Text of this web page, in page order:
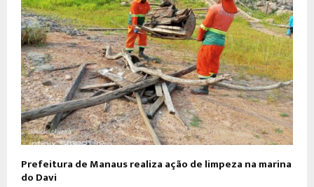
Prefeitura de Manaus realiza ação de limpeza na marina
do Davi